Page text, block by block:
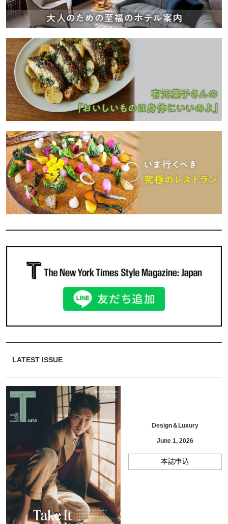
LATEST ISSUE
Design＆Luxury
June 1, 2026
本誌申込